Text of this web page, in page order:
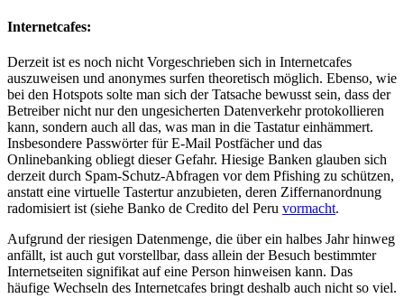
Internetcafes:
Derzeit ist es noch nicht Vorgeschrieben sich in Internetcafes
auszuweisen und anonymes surfen theoretisch möglich. Ebenso, wie
bei den Hotspots solte man sich der Tatsache bewusst sein, dass der
Betreiber nicht nur den ungesicherten Datenverkehr protokollieren
kann, sondern auch all das, was man in die Tastatur einhämmert.
Insbesondere Passwörter für E-Mail Postfächer und das
Onlinebanking obliegt dieser Gefahr. Hiesige Banken glauben sich
derzeit durch Spam-Schutz-Abfragen vor dem Pfishing zu schützen,
anstatt eine virtuelle Tastertur anzubieten, deren Ziffernanordnung
radomisiert ist (siehe Banko de Credito del Peru vormacht.
Aufgrund der riesigen Datenmenge, die über ein halbes Jahr hinweg
anfällt, ist auch gut vorstellbar, dass allein der Besuch bestimmter
Internetseiten signifikat auf eine Person hinweisen kann. Das
häufige Wechseln des Internetcafes bringt deshalb auch nicht so viel.